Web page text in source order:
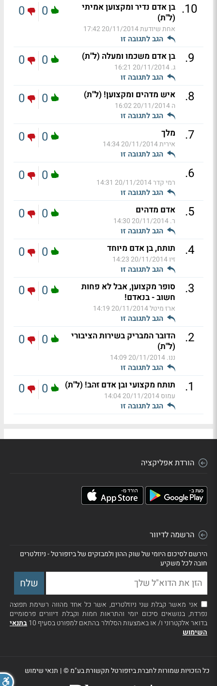
10
. בן אדם נדיר ומקצוען אמיתי
(ל"ת)
אחת שיודעת20/11/2014 17:42
הגב לתגובה זו
0
0
9
. בן אדם משכמו ומעלה (ל"ת)
ג.20/11/2014 16:21
הגב לתגובה זו
0
0
8
. איש מדהים ומקצוען! (ל"ת)
ה20/11/2014 16:02
הגב לתגובה זו
0
0
7
. מלך
אירית20/11/2014 14:34
הגב לתגובה זו
0
0
6
.
רמי קדר20/11/2014 14:31
הגב לתגובה זו
0
0
5
. אדם מדהים
ר.20/11/2014 14:30
הגב לתגובה זו
0
0
4
. תותח, בן אדם מיוחד
זיו20/11/2014 14:23
הגב לתגובה זו
0
0
3
.
סופר מקצוען, אבל לא פחות
חשוב - בנאדם!
ארז מיטל20/11/2014 14:19
הגב לתגובה זו
0
0
2
.
הדובר המבריק בשירות הציבורי
(ל"ת)
ננו.20/11/2014 14:09
הגב לתגובה זו
0
0
1
. תותח מקצועי ובן אדם זהב! (ל"ת)
עמוס20/11/2014 14:04
הגב לתגובה זו
0
0
הורדת אפליקציה
הרשמה לדיוור
הירשם לסיכום היומי של שוק ההון ולמבזקים של ביזפורטל - ניוזלטרים
חובה לכל משקיע
אני מאשר קבלת שני ניוזלטרים, אשר כל אחד מהווה רשימת תפוצה
נפרדת, בנושאים סיכום יומי והתראות חמות וקבלת דיוורים פרסומיים
בדואר אלקטרוני ו/ או באמצעות הסלולר בהתאם למפורט בסעיף 10
בתנאי
השימוש
כל הזכויות שמורות לחברת ביזפורטל תקשורת בע"מ ©| תנאי שימוש